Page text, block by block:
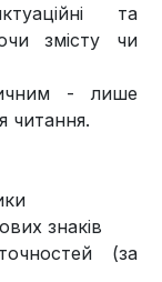
та
змісту чи
- лише
читання.
знаків
(за